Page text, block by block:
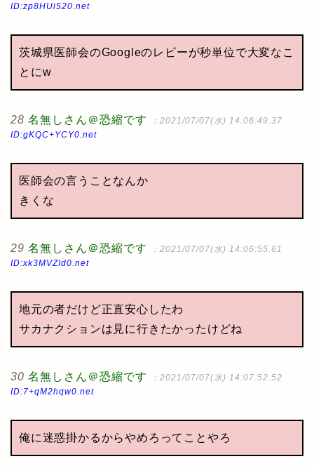
ID:zp8HUi520.net
茨城県医師会のGoogleのレビーが秒単位で大変なこ
とにw
28 名無しさん＠恐縮です
：2021/07/07(水) 14:06:49.37
ID:gKQC+YCY0.net
医師会の言うことなんか
きくな
29 名無しさん＠恐縮です
：2021/07/07(水) 14:06:55.61
ID:xk3MVZId0.net
地元の者だけど正直安心したわ
サカナクションは見に行きたかったけどね
30 名無しさん＠恐縮です
：2021/07/07(水) 14:07:52.52
ID:7+qM2hqw0.net
俺に迷惑掛かるからやめろってことやろ